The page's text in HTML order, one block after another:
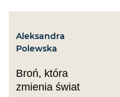
Aleksandra
Polewska
Broń, która
zmienia świat